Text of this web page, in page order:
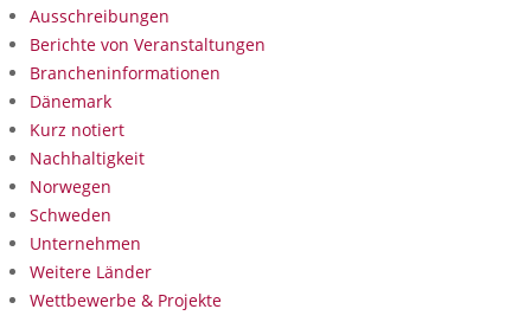
Ausschreibungen
Berichte von Veranstaltungen
Brancheninformationen
Dänemark
Kurz notiert
Nachhaltigkeit
Norwegen
Schweden
Unternehmen
Weitere Länder
Wettbewerbe & Projekte